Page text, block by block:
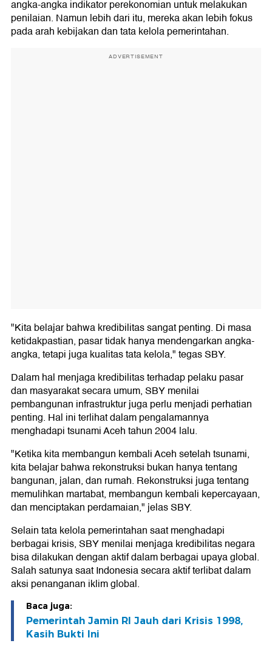
angka-angka indikator perekonomian untuk melakukan
penilaian. Namun lebih dari itu, mereka akan lebih fokus
pada arah kebijakan dan tata kelola pemerintahan.
ADVERTISEMENT
"Kita belajar bahwa kredibilitas sangat penting. Di masa
ketidakpastian, pasar tidak hanya mendengarkan angka-
angka, tetapi juga kualitas tata kelola," tegas SBY.
Dalam hal menjaga kredibilitas terhadap pelaku pasar
dan masyarakat secara umum, SBY menilai
pembangunan infrastruktur juga perlu menjadi perhatian
penting. Hal ini terlihat dalam pengalamannya
menghadapi tsunami Aceh tahun 2004 lalu.
"Ketika kita membangun kembali Aceh setelah tsunami,
kita belajar bahwa rekonstruksi bukan hanya tentang
bangunan, jalan, dan rumah. Rekonstruksi juga tentang
memulihkan martabat, membangun kembali kepercayaan,
dan menciptakan perdamaian," jelas SBY.
Selain tata kelola pemerintahan saat menghadapi
berbagai krisis, SBY menilai menjaga kredibilitas negara
bisa dilakukan dengan aktif dalam berbagai upaya global.
Salah satunya saat Indonesia secara aktif terlibat dalam
aksi penanganan iklim global.
Baca juga:
Pemerintah Jamin RI Jauh dari Krisis 1998,
Kasih Bukti Ini